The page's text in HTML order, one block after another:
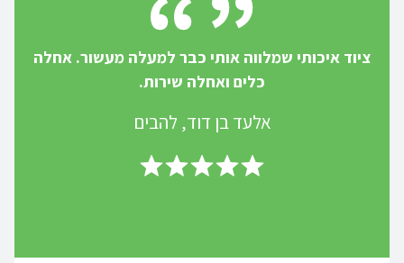
ציוד איכותי שמלווה אותי כבר למעלה מעשור. אחלה
כלים ואחלה שירות.
אלעד בן דוד, להבים